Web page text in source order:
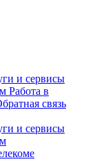
и сервисы
Работа в
связь
и сервисы